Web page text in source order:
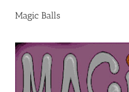
Magic Balls